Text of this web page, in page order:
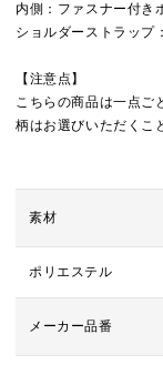
内側：ファスナー付き
ショルダーストラップ
【注意点】
こちらの商品は一点ご
柄はお選びいただくこ
素材
ポリエステル
メーカー品番